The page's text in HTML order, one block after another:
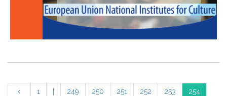
1 249 250 251 252 253 254